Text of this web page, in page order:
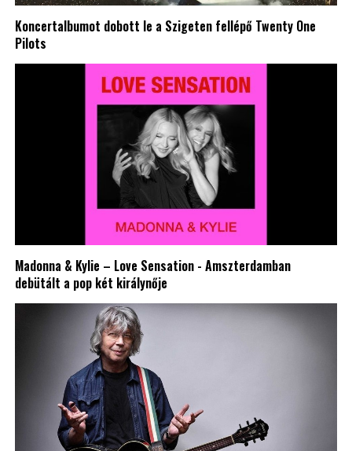
Koncertalbumot dobott le a Szigeten fellépő Twenty One
Pilots
Madonna & Kylie – Love Sensation - Amszterdamban
debütált a pop két királynője